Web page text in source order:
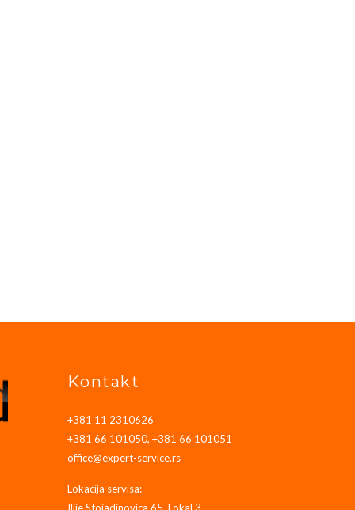
Kontakt
+381 11 2310626
+381 66 101050, +381 66 101051
office@expert-service.rs
Lokacija servisa:
Ilije Stojadinovica 65, Lokal 3